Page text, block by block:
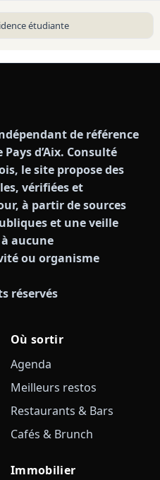
étudiante
de référence
d’Aix. Consulté
le site propose des
vérifiées et
à partir de sources
et une veille
aucune
ou organisme
réservés
Où sortir
Agenda
Meilleurs restos
Restaurants & Bars
Cafés & Brunch
Immobilier